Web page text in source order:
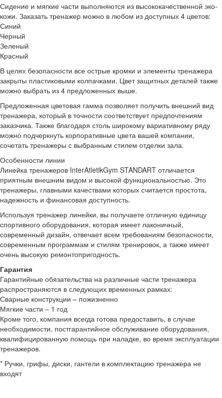
Сидение и мягкие части выполняются из высококачественной эко-
кожи. Заказать тренажер можно в любом из доступных 4 цветов:
Синий
Черный
Зеленый
Красный
В целях безопасности все острые кромки и элементы тренажера
закрыты пластиковыми колпачками. Цвет защитных деталей также
можно выбрать из 4 предложенных выше.
Предложенная цветовая гамма позволяет получить внешний вид
тренажера, который в точности соответствует предпочтениям
заказчика. Также благодаря столь широкому вариативному ряду
можно подчеркнуть корпоративные цвета вашей компании,
сочетать тренажеры с выбранным стилем отделки зала.
Особенности линии
Линейка тренажеров InterAtletikGym STANDART отличается
приятным внешним видом и высокой функциональностью. Это
тренажеры, главными качествами которых считается простота,
надежность и финансовая доступность.
Используя тренажер линейки, вы получаете отличную единицу
спортивного оборудования, которая имеет лаконичный,
современный дизайн, отвечает всем требованиям безопасности,
современным программам и стилям тренировок, а также имеет
очень высокую ремонтопригодность.
Гарантия
Гарантийные обязательства на различные части тренажера
распространяются в следующих временных рамках:
Сварные конструкции – пожизненно
Мягкие части – 1 год
Кроме того, компания всегда готова предоставить, в случае
необходимости, постгарантийное обслуживание оборудования,
квалифицированную помощь при наладке, во время эксплуатации
тренажеров.
* Ручки, грифы, диски, гантели в комплектацию тренажера не
входят